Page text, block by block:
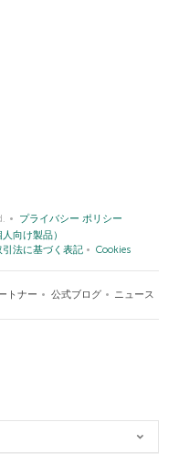
プライバシー ポリシー
向け製品）
引法に基づく表記 Cookies
トナー 公式ブログ ニュース